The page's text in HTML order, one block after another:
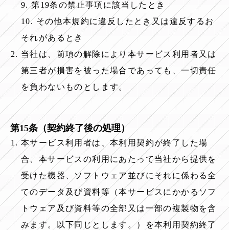
9. 第19条の禁止事項に該当したとき
10. その他本規約に違反したとき又は違反するお
それがあるとき
当社は、前項の解除により本サービス利用者又は
第三者が損害を被った場合であっても、一切責任
を負わないものとします。
第15条（契約終了後の処理）
本サービス利用者は、本利用契約が終了した場
合、本サービスの利用にあたって当社から提供を
受けた機器、ソフトウェア並びにそれに係わる全
てのデータ及び資料等（本サービスにかかるソフ
トウェア及び資料等の全部又は一部の複製物を含
みます。以下同じとします。）を本利用契約終了